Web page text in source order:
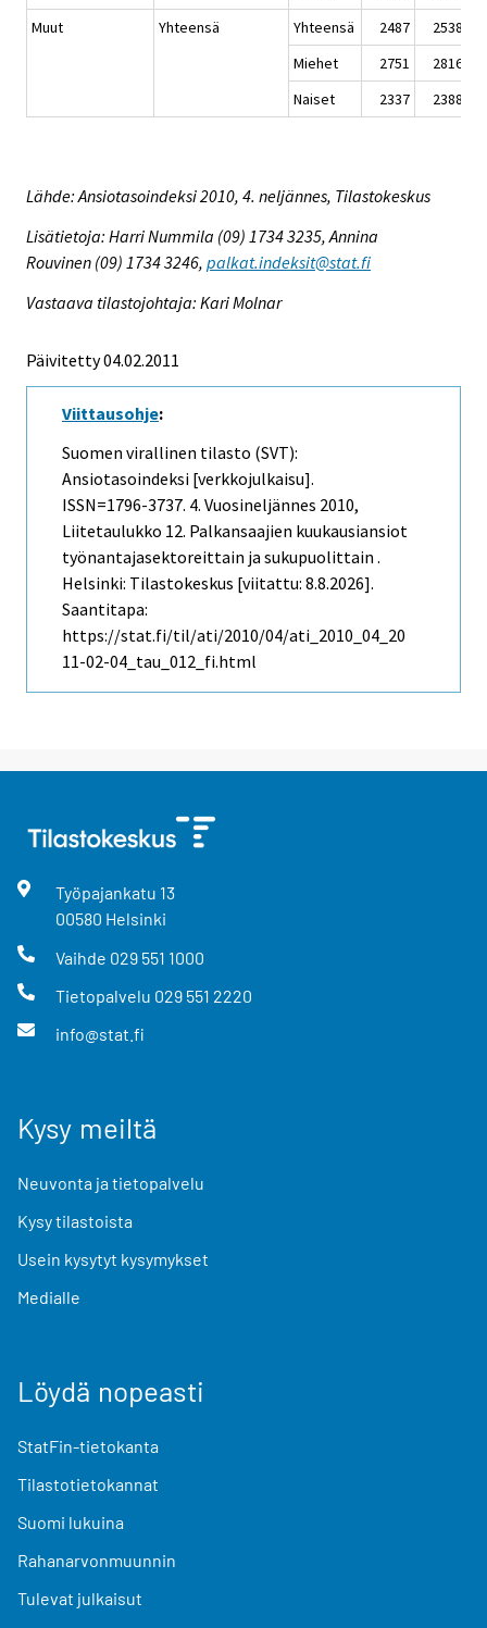
Muut
Yhteensä Yhteensä 2487 2538
Miehet
2751 2816
Naiset
2337 2388
Lähde: Ansiotasoindeksi 2010, 4. neljännes, Tilastokeskus
Lisätietoja: Harri Nummila (09) 1734 3235, Annina
Rouvinen (09) 1734 3246, palkat.indeksit@stat.fi
Vastaava tilastojohtaja: Kari Molnar
Päivitetty 04.02.2011
Viittausohje:
Suomen virallinen tilasto (SVT):
Ansiotasoindeksi [verkkojulkaisu].
ISSN=1796-3737. 4. Vuosineljännes 2010,
Liitetaulukko 12. Palkansaajien kuukausiansiot
työnantajasektoreittain ja sukupuolittain .
Helsinki: Tilastokeskus [viitattu: 8.8.2026].
Saantitapa:
https://stat.fi/til/ati/2010/04/ati_2010_04_20
11-02-04_tau_012_fi.html
Työpajankatu 13
00580 Helsinki
Vaihde 029 551 1000
Tietopalvelu 029 551 2220
info@stat.fi
Kysy meiltä
Neuvonta ja tietopalvelu
Kysy tilastoista
Usein kysytyt kysymykset
Medialle
Löydä nopeasti
StatFin-tietokanta
Tilastotietokannat
Suomi lukuina
Rahanarvonmuunnin
Tulevat julkaisut